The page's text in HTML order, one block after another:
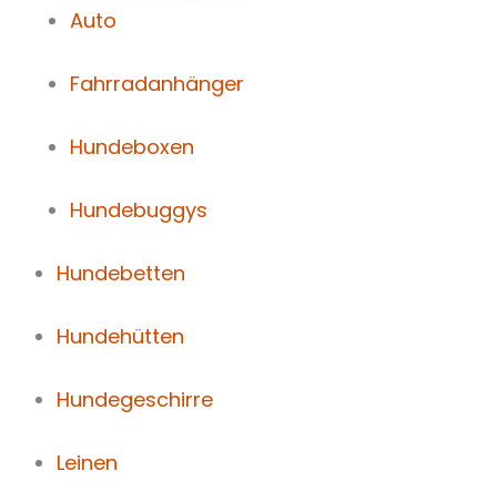
Auto
Fahrradanhänger
Hundeboxen
Hundebuggys
Hundebetten
Hundehütten
Hundegeschirre
Leinen